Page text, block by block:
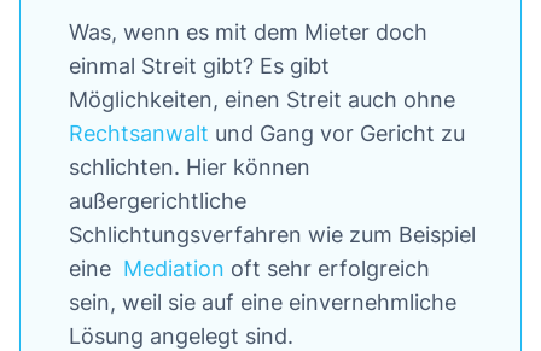
Was, wenn es mit dem Mieter doch
einmal Streit gibt? Es gibt
Möglichkeiten, einen Streit auch ohne
Rechtsanwalt und Gang vor Gericht zu
schlichten. Hier können
außergerichtliche
Schlichtungsverfahren wie zum Beispiel
eine Mediation oft sehr erfolgreich
sein, weil sie auf eine einvernehmliche
Lösung angelegt sind.